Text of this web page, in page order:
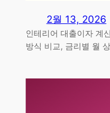
2월 13, 2026
인테리어 대출이자 계
방식 비교, 금리별 월